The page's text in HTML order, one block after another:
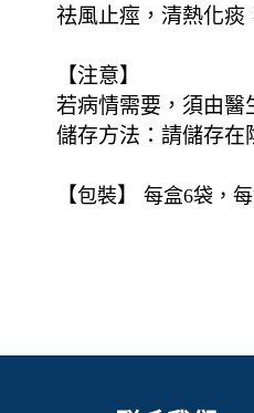
祛風止痙，清熱化痰
【注意】
若病情需要，須由醫
儲存方法：請儲存在
【包裝】 每盒6袋，